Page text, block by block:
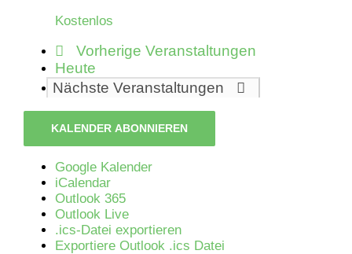
Kostenlos
VorherigeVeranstaltungen
Heute
Nächste Veranstaltungen
KALENDER ABONNIEREN
Google Kalender
iCalendar
Outlook 365
Outlook Live
.ics-Datei exportieren
Exportiere Outlook .ics Datei